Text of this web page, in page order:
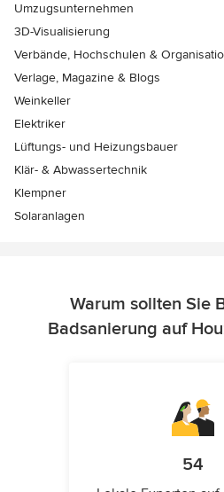
Umzugsunternehmen
3D-Visualisierung
Verbände, Hochschulen &
Verlage, Magazine & Blogs
Weinkeller
Elektriker
Lüftungs- und Heizungsbauer
Klär- & Abwassertechnik
Klempner
Solaranlagen
Warum sollten Sie
Badsanierung auf
54